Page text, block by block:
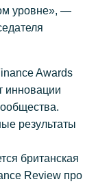
уровне», —
Awards
инновации
результаты
британская
Review про